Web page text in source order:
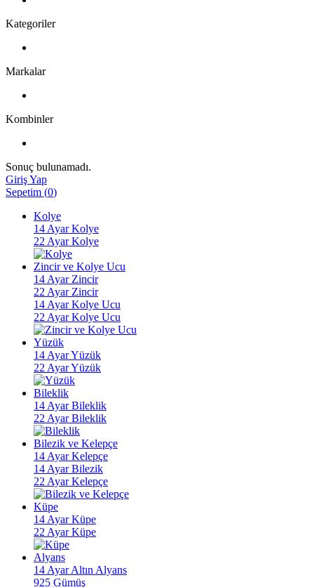
Kategoriler
Markalar
Kombinler
Sonuç bulunamadı.
Giriş Yap
Sepetim (0)
Kolye
14 Ayar Kolye
22 Ayar Kolye
Zincir ve Kolye Ucu
14 Ayar Zincir
22 Ayar Zincir
14 Ayar Kolye Ucu
22 Ayar Kolye Ucu
Yüzük
14 Ayar Yüzük
22 Ayar Yüzük
Bileklik
14 Ayar Bileklik
22 Ayar Bileklik
Bilezik ve Kelepçe
14 Ayar Kelepçe
14 Ayar Bilezik
22 Ayar Kelepçe
Küpe
14 Ayar Küpe
22 Ayar Küpe
Alyans
14 Ayar Altın Alyans
925 Gümüş